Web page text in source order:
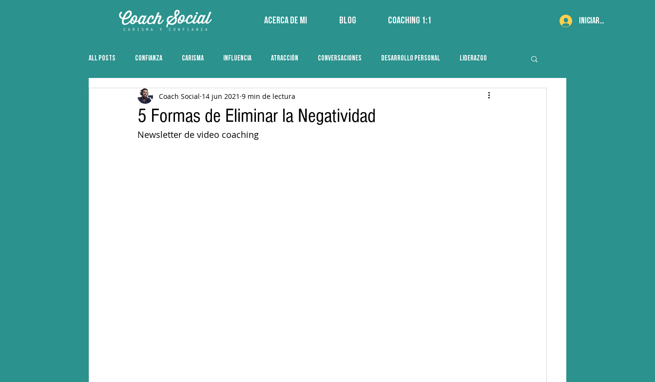
Acerca de mi Blog Coaching 1:1 Iniciar sesión
All Posts CONFIANZA CARISMA INFLUENCIA ATRACCIÓN CONVERSACIONES DESARROLLO PERSONAL LIDERAZGO
5 Formas de Eliminar la Negatividad
Coach Social 14 jun 2021 9 min de lectura
Newsletter de video coaching